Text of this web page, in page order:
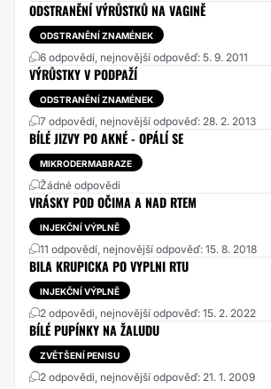
ODSTRANĚNÍ VÝRŮSTKŮ NA VAGINĚ
ODSTRANĚNÍ ZNAMÉNEK
6 odpovědí, nejnovější odpověď: 5. 9. 2011
VÝRŮSTKY V PODPAŽÍ
ODSTRANĚNÍ ZNAMÉNEK
7 odpovědí, nejnovější odpověď: 28. 2. 2013
BÍLÉ JIZVY PO AKNÉ - OPÁLÍ SE
MIKRODERMABRAZE
Žádné odpovědi
VRÁSKY POD OČIMA A NAD RTEM
INJEKČNÍ VÝPLNĚ
11 odpovědí, nejnovější odpověď: 15. 8. 2018
BILA KRUPICKA PO VYPLNI RTU
INJEKČNÍ VÝPLNĚ
2 odpovědi, nejnovější odpověď: 15. 2. 2022
BÍLÉ PUPÍNKY NA ŽALUDU
ZVĚTŠENÍ PENISU
2 odpovědi, nejnovější odpověď: 21. 1. 2009